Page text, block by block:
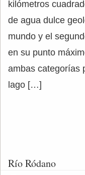
kilómetros
de agua dulce
mundo y el
en su punto
ambas categorías
lago […]
Río Ródano